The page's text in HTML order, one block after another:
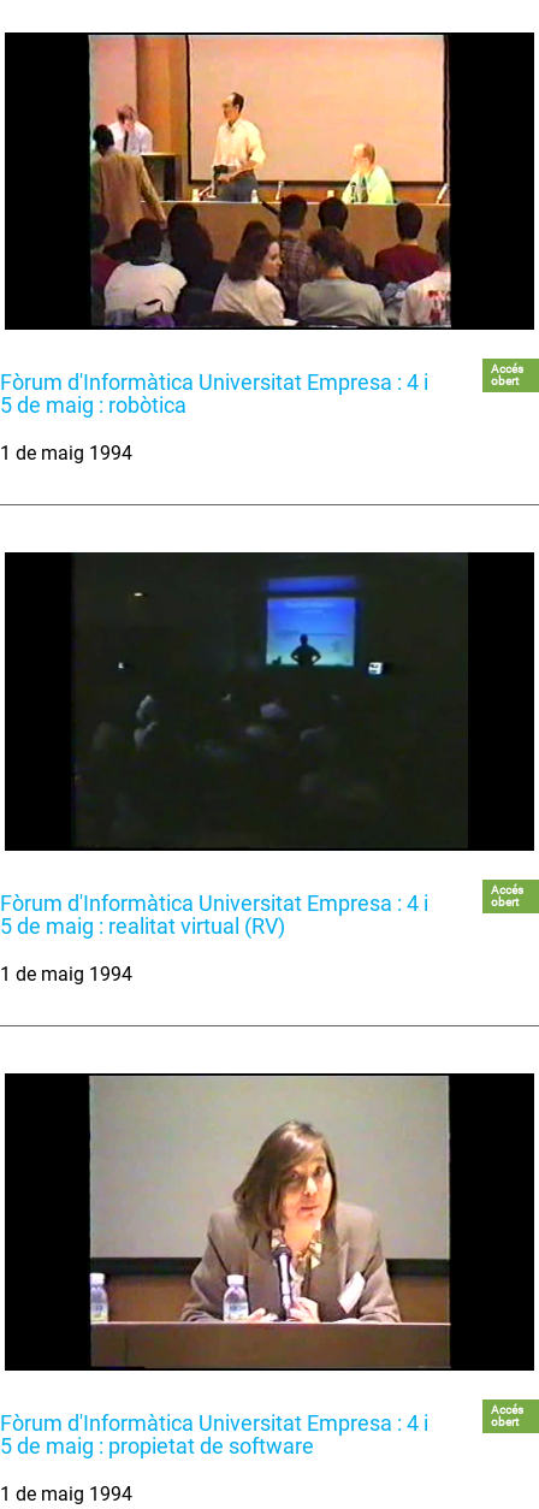
Fòrum d'Informàtica Universitat Empresa : 4 i
5 de maig : robòtica
Accés
obert
1 de maig 1994
Fòrum d'Informàtica Universitat Empresa : 4 i
5 de maig : realitat virtual (RV)
Accés
obert
1 de maig 1994
Fòrum d'Informàtica Universitat Empresa : 4 i
5 de maig : propietat de software
Accés
obert
1 de maig 1994